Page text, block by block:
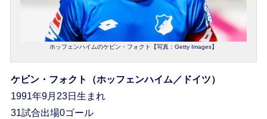
ホッフェンハイムのケビン・フォクト【写真：Getty Images】
ケビン・フォクト（ホッフェンハイム／ドイツ）
1991年9月23日生まれ
31試合出場0ゴール